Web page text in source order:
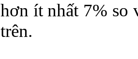
hơn ít nhất 7% so
trên.